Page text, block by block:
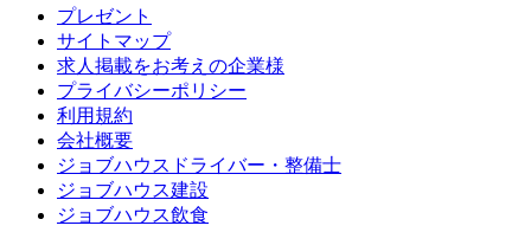
プレゼント
サイトマップ
求人掲載をお考えの企業様
プライバシーポリシー
利用規約
会社概要
ジョブハウスドライバー・整備士
ジョブハウス建設
ジョブハウス飲食